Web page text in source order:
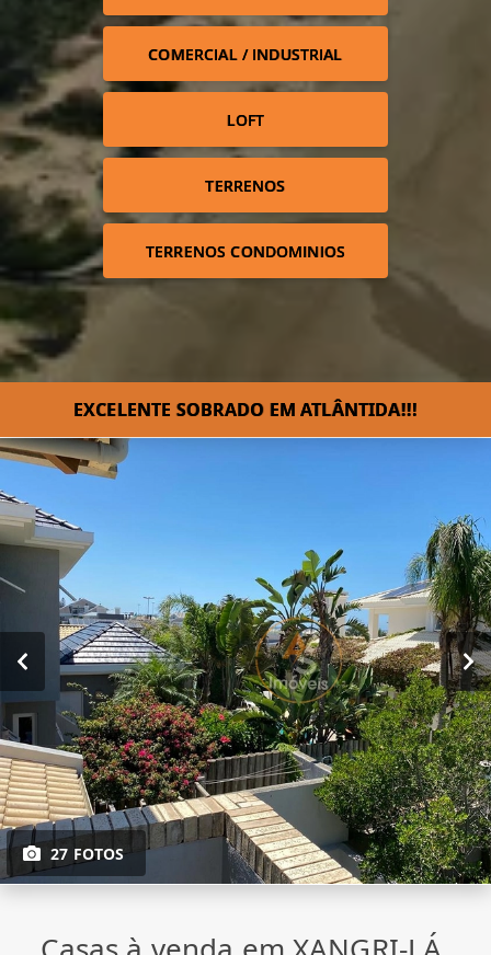
COMERCIAL / INDUSTRIAL
LOFT
TERRENOS
TERRENOS CONDOMINIOS
EXCELENTE SOBRADO EM ATLÂNTIDA!!!
27 FOTOS